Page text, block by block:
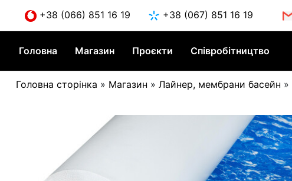
content
+38 (066) 851 16 19 +38 (067) 851 16 19
Головна Магазин Проєкти Співробітництво
Головна сторінка » Магазин » Лайнер, мембрани басейн »